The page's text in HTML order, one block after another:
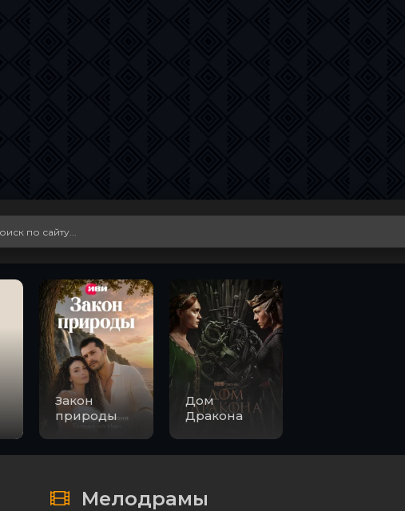
Закон
природы
Дом
Дракона
Мелодрамы